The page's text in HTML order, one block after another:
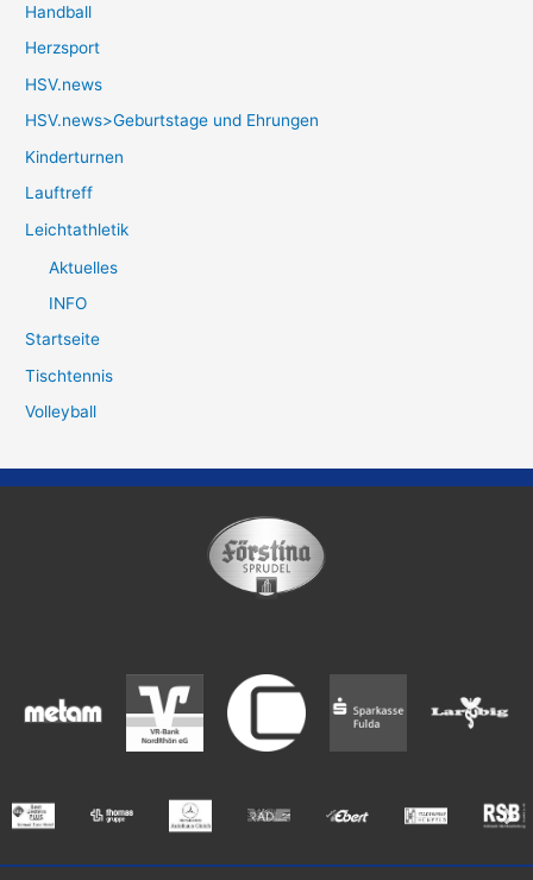
Handball
Herzsport
HSV.news
HSV.news>Geburtstage und Ehrungen
Kinderturnen
Lauftreff
Leichtathletik
Aktuelles
INFO
Startseite
Tischtennis
Volleyball